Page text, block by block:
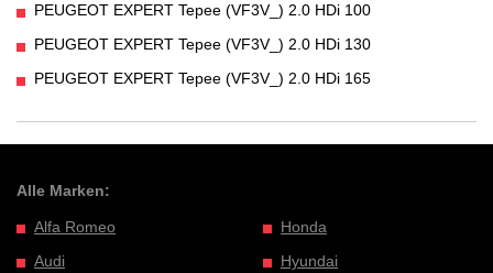
PEUGEOT EXPERT Tepee (VF3V_) 2.0 HDi 100
PEUGEOT EXPERT Tepee (VF3V_) 2.0 HDi 130
PEUGEOT EXPERT Tepee (VF3V_) 2.0 HDi 165
Alle Marken:
Alfa Romeo
Audi
Honda
Hyundai